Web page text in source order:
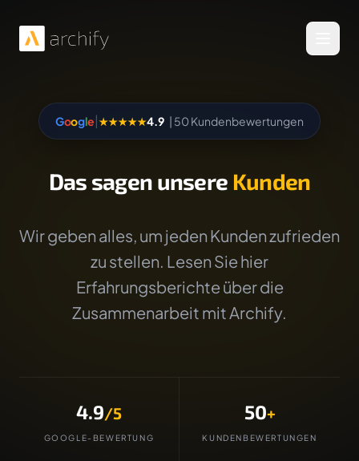
Google|★★★★★4.9 | 50 Kundenbewertungen
Das sagen unsere Kunden
Wir geben alles, um jeden Kunden zufrieden
zu stellen. Lesen Sie hier
Erfahrungsberichte über die
Zusammenarbeit mit Archify.
4.9/5
GOOGLE-BEWERTUNG
50+
KUNDENBEWERTUNGEN